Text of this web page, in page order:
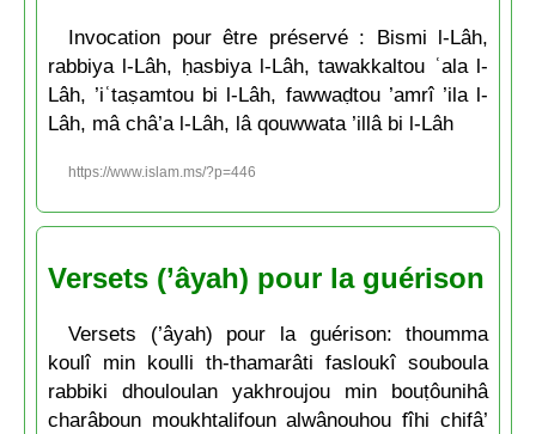
Invocation pour être préservé : Bismi l-Lâh,
rabbiya l-Lâh, ḥasbiya l-Lâh, tawakkaltou ʿala l-
Lâh, ’iʿtaṣamtou bi l-Lâh, fawwaḍtou ’amrî ’ila l-
Lâh, mâ châ’a l-Lâh, lâ qouwwata ’illâ bi l-Lâh
https://www.islam.ms/?p=446
Versets (’âyah) pour la guérison
Versets (’âyah) pour la guérison: thoumma
koulî min koulli th-thamarâti fasloukî souboula
rabbiki dhouloulan yakhroujou min bouṭôunihâ
charâboun moukhtalifoun alwânouhou fîhi chifâ’